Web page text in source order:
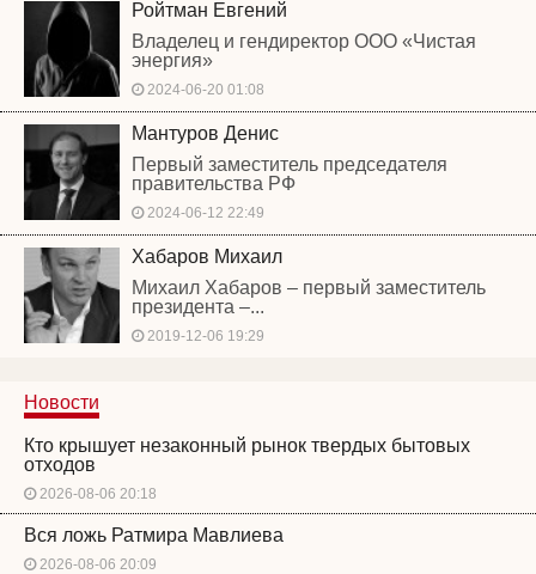
Ройтман Евгений
Владелец и гендиректор ООО «Чистая
энергия»
2024-06-20 01:08
Мантуров Денис
Первый заместитель председателя
правительства РФ
2024-06-12 22:49
Хабаров Михаил
Михаил Хабаров – первый заместитель
президента –...
2019-12-06 19:29
Новости
Кто крышует незаконный рынок твердых бытовых
отходов
2026-08-06 20:18
Вся ложь Ратмира Мавлиева
2026-08-06 20:09